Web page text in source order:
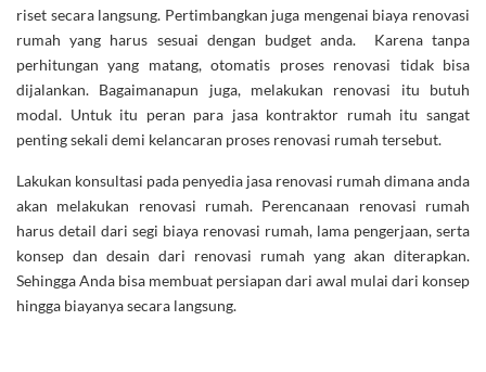
riset secara langsung. Pertimbangkan juga mengenai biaya renovasi
rumah yang harus sesuai dengan budget anda. Karena tanpa
perhitungan yang matang, otomatis proses renovasi tidak bisa
dijalankan. Bagaimanapun juga, melakukan renovasi itu butuh
modal. Untuk itu peran para jasa kontraktor rumah itu sangat
penting sekali demi kelancaran proses renovasi rumah tersebut.
Lakukan konsultasi pada penyedia jasa renovasi rumah dimana anda
akan melakukan renovasi rumah. Perencanaan renovasi rumah
harus detail dari segi biaya renovasi rumah, lama pengerjaan, serta
konsep dan desain dari renovasi rumah yang akan diterapkan.
Sehingga Anda bisa membuat persiapan dari awal mulai dari konsep
hingga biayanya secara langsung.